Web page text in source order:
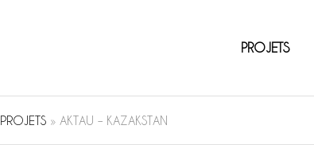
PROJETS
PROJETS» AKTAU – KAZAKSTAN